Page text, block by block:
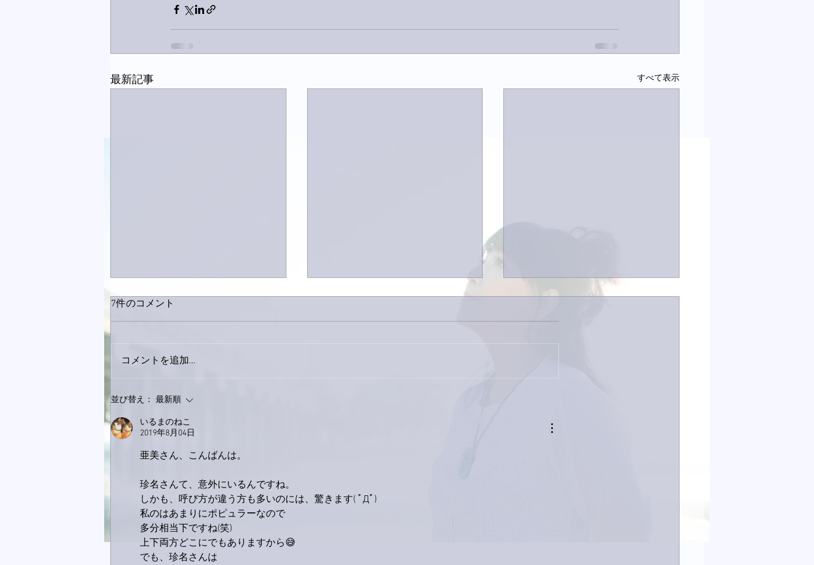
最新記事 すべて表示
おかげさまで痛みは少しずつ
7件のコメント
コメントを追加…
並び替え： 最新順
いるまのねこ
2019年8月04日
亜美さん、こんばんは。
珍名さんて、意外にいるんですね。
しかも、呼び方が違う方も多いのには、驚きます( ﾟДﾟ)
私のはあまりにポピュラーなので
多分相当下ですね(笑)
上下両方どこにでもありますから😅
でも、珍名さんは